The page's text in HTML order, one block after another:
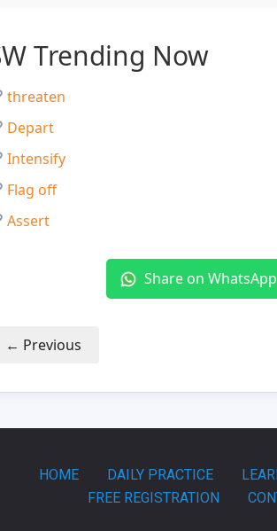
Trending Now
threaten
Depart
Intensify
Flag off
Assert
Share on WhatsApp
← Previous
HOME DAILY PRACTICE
FREE REGISTRATION